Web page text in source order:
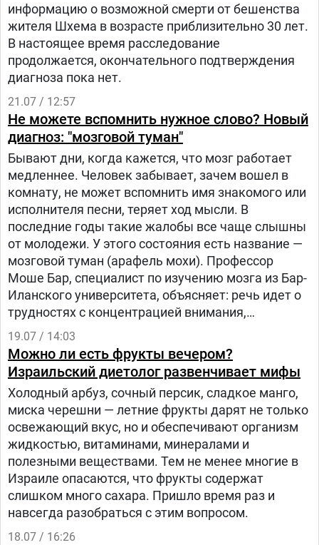
информацию о возможной смерти от бешенства
жителя Шхема в возрасте приблизительно 30 лет.
В настоящее время расследование
продолжается, окончательного подтверждения
диагноза пока нет.
21.07 / 12:57
Не можете вспомнить нужное слово? Новый
диагноз: "мозговой туман"
Бывают дни, когда кажется, что мозг работает
медленнее. Человек забывает, зачем вошел в
комнату, не может вспомнить имя знакомого или
исполнителя песни, теряет ход мысли. В
последние годы такие жалобы все чаще слышны
от молодежи. У этого состояния есть название —
мозговой туман (арафель мохи). Профессор
Моше Бар, специалист по изучению мозга из Бар-
Иланского университета, объясняет: речь идет о
трудностях с концентрацией внимания,
замедленном мышлении, забывчивости,
ощущении некоторой затуманенности создания.
Болезнь ли это? Давайте разберемся.
19.07 / 14:03
Можно ли есть фрукты вечером?
Израильский диетолог развенчивает мифы
Холодный арбуз, сочный персик, сладкое манго,
миска черешни — летние фрукты дарят не только
освежающий вкус, но и обеспечивают организм
жидкостью, витаминами, минералами и
полезными веществами. Тем не менее многие в
Израиле опасаются, что фрукты содержат
слишком много сахара. Пришло время раз и
навсегда разобраться с этим вопросом.
18.07 / 16:26